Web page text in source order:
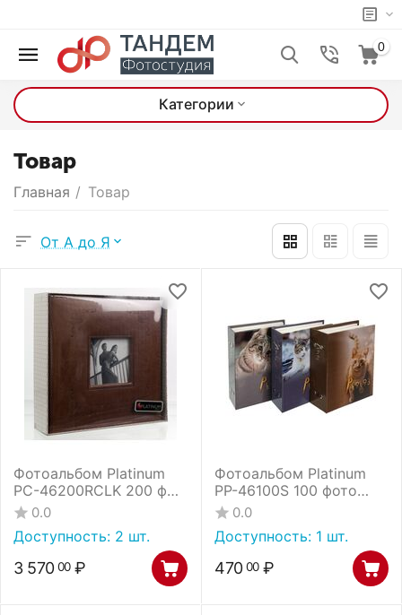
0
Категории
Товар
Главная / Товар
От А до Я
Фотоальбом Platinum
PC-46200RCLK 200 ф
"Экокожа" с рамкой кн
переплет подар
коробке (2PU92605) /12
0.0
Доступность: 2 шт.
3 570 00 ₽
Фотоальбом Platinum
PP-46100S 100 фото
кошки - 3 (13617) /24
0.0
Доступность: 1 шт.
470 00 ₽